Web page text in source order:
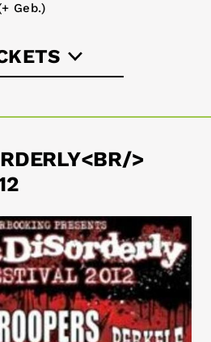
Geb.)
records.de
>